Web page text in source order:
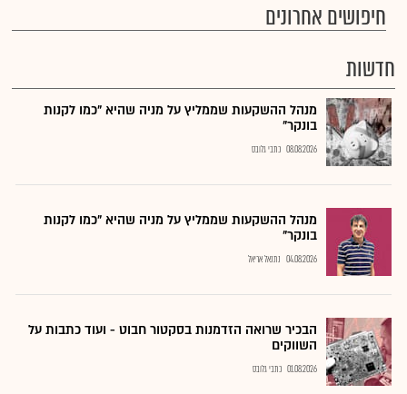
חיפושים אחרונים
חדשות
מנהל ההשקעות שממליץ על מניה שהיא "כמו לקנות
בונקר"
08.08.2026 כתבי גלובס
מנהל ההשקעות שממליץ על מניה שהיא "כמו לקנות
בונקר"
04.08.2026 נתנאל אריאל
הבכיר שרואה הזדמנות בסקטור חבוט - ועוד כתבות על
השווקים
01.08.2026 כתבי גלובס